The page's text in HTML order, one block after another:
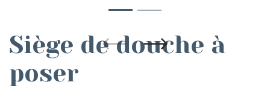
Siège de douche à
poser